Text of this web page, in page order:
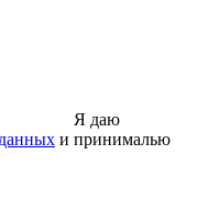
Я даю
и принималью